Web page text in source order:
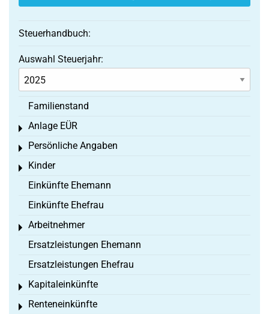
Steuerhandbuch:
Auswahl Steuerjahr:
Familienstand
Anlage EÜR
Toggle menu
Persönliche Angaben
Toggle menu
Kinder
Toggle menu
Einkünfte Ehemann
Einkünfte Ehefrau
Arbeitnehmer
Toggle menu
Ersatzleistungen Ehemann
Ersatzleistungen Ehefrau
Kapitaleinkünfte
Toggle menu
Renteneinkünfte
Toggle menu